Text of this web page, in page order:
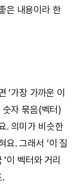
은 내용이라 한
가장 가까운 이
숫자 묶음(벡터)
. 의미가 비슷한
요. 그래서 ‘이 질
이 벡터와 거리
.